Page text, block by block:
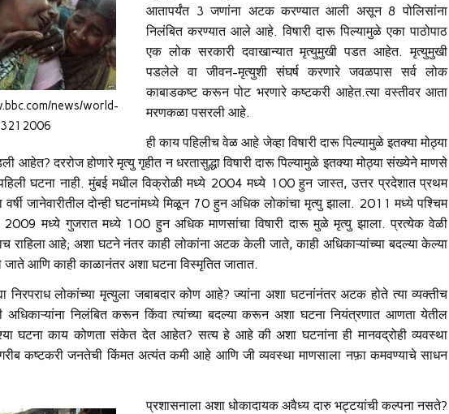
news/world-
आतापर्यंत 3 जणांना अटक करण्यात आली असून 8 पोलिसांना
निलंबित करण्यात आले आहे. विषारी दारू पिल्यामुळे एका पाठोपाठ
एक लोक सरकारी दवाखान्यात मृत्युमुखी पडत आहेत. मृत्युमुखी
पडलेले वा जीवन-मृत्युशी संघर्ष करणारे जवळपास सर्व लोक
काबाडकष्ट करून पोट भरणारे कष्टकरी आहेत.त्या वस्तीवर आता
मरणकळा पसरली आहे.
ही काय पहिलीच वेळ आहे जेव्हा विषारी दारू पिल्यामुळे इतक्या मोठ्या
आहेत? दररोज होणारे मृत्यु गृहीत न धरतासुद्धा विषारी दारू पिल्यामुळे इतक्या मोठ्या संख्येने माणसे
घटना नाही. मुंबई मधील विक्रोळी मध्ये 2004 मध्ये 100 हुन जास्त, उत्तर प्रदेशात प्रथम
जानेवारीतील दोन्ही घटनांमध्ये मिळून 70 हुन अधिक लोकांचा मृत्यु झाला. 2011 मध्ये पश्चिम
मध्ये गुजरात मध्ये 100 हुन अधिक माणसांचा विषारी दारू मुळे मृत्यु झाला. प्रत्येक वेळी
राहिला आहे; अशा घटने नंतर काही लोकांना अटक केली जाते, काही अधिकाऱ्यांच्या बदल्या केल्या
जाते आणि काही काळानंतर अशा घटना विस्मृतित जातात.
निरपराध लोकांच्या मृत्युला जबाबदार कोण आहे? ज्यांना अशा घटनांनंतर अटक होते त्या व्यक्तीच
अधिकाऱ्यांना निलंबित करून किंवा त्यांच्या बदल्या करून अशा घटना नियंत्रणात आणता येतील
घटना काय कोणता संकेत देत आहेत? सत्य हे आहे की अशा घटनांना ही मानवद्रोही व्यवस्था
कष्टकरी जनतेची किंमत अत्यंत कमी आहे आणि जी व्यवस्था माणसाला नफ़ा कमवण्याचे साधन
प्रशासनाला अशा धोकादायक अवैध्य दारु भट्टयांची कल्पना नसते?